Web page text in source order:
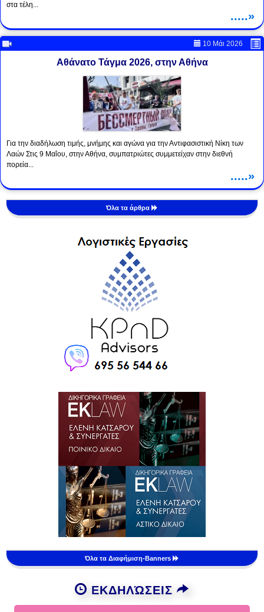
στα τέλη...
.....»
10 Μάι 2026
Αθάνατο Τάγμα 2026, στην Αθήνα
Για την διαδήλωση τιμής, μνήμης και αγώνα για την Αντιφασιστική Νίκη των
Λαών Στις 9 Μαΐου, στην Αθήνα, συμπατριώτες συμμετείχαν στην διεθνή
πορεία...
.....»
Όλα τα άρθρα
Όλα τα Διαφήμιση-Banners
ΕΚΔΗΛΏΣΕΙΣ